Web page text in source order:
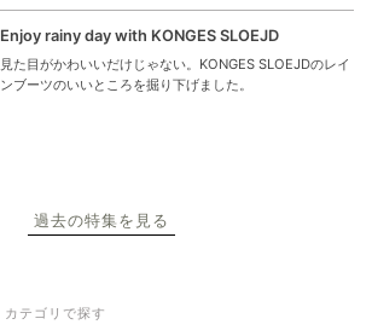
Enjoy rainy day with KONGES SLOEJD
見た目がかわいいだけじゃない。KONGES SLOEJDのレイ
ンブーツのいいところを掘り下げました。
過去の特集を見る
カテゴリで探す